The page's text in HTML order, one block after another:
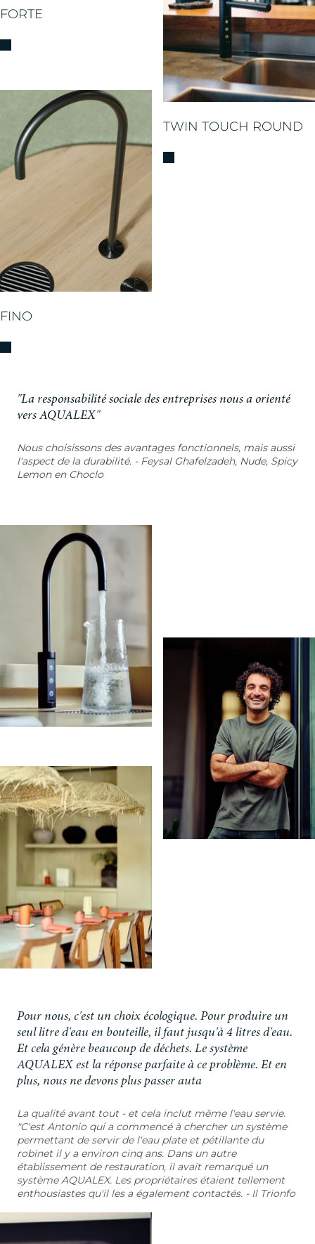
FORTE
TWIN TOUCH ROUND
FINO
"La responsabilité sociale des entreprises nous a orienté
vers AQUALEX"
Nous choisissons des avantages fonctionnels, mais aussi
l'aspect de la durabilité. - Feysal Ghafelzadeh, Nude, Spicy
Lemon en Choclo
Pour nous, c'est un choix écologique. Pour produire un
seul litre d'eau en bouteille, il faut jusqu'à 4 litres d'eau.
Et cela génère beaucoup de déchets. Le système
AQUALEX est la réponse parfaite à ce problème. Et en
plus, nous ne devons plus passer auta
La qualité avant tout - et cela inclut même l'eau servie.
"C'est Antonio qui a commencé à chercher un système
permettant de servir de l'eau plate et pétillante du
robinet il y a environ cinq ans. Dans un autre
établissement de restauration, il avait remarqué un
système AQUALEX. Les propriétaires étaient tellement
enthousiastes qu'il les a également contactés. - Il Trionfo